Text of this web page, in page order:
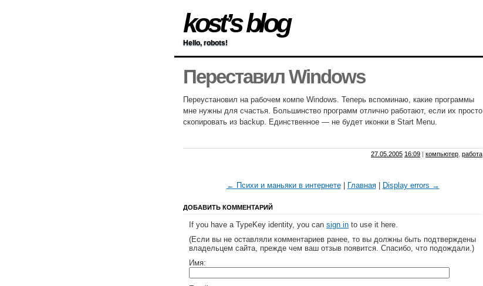
kost’s blog
Hello, robots!
Переставил Windows
Переустановил на рабочем компе Windows. Теперь вспоминаю, какие программы
мне нужны для счастья. Большинство программ отлично работают, если их просто
скопировать из backup. Единственное — не будет иконки в Start Menu.
27.05.2005 16:09 | компьютер работа
← Психи и маньяки в интернете| Главная| Display errors →
ДОБАВИТЬ КОММЕНТАРИЙ
If you have a TypeKey identity, you can sign in to use it here.
(Если вы не оставляли комментариев ранее, то вы должны быть подтверждены
владельцем сайта, прежде чем ваш отзыв появится. Спасибо, что подождали.)
Имя: